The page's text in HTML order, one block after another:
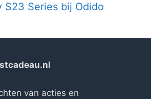
S23 Series bij Odido
van acties en